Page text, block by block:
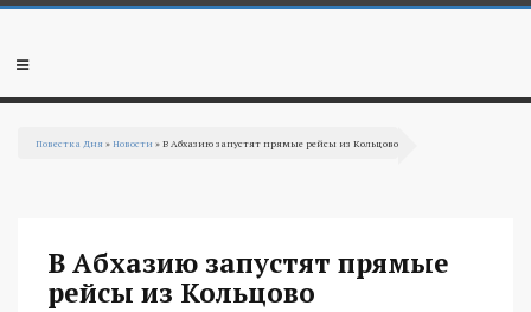
Перейти к основному содержанию
Мобильное
Повестка Дня »Новости » В Абхазию запустят прямые рейсы из Кольцово
В Абхазию запустят прямые
рейсы из Кольцово